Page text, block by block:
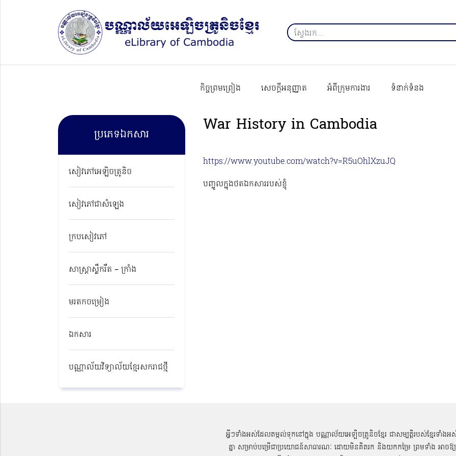
កិច្ចព្រមព្រៀង សេចក្ដីអនុញ្ញាត អំពីក្រុមការងារ ទំនាក់ទំនង
ប្រភេទឯកសារ
សៀវភៅអេឡិចត្រូនិច
សៀវភៅជាសំឡេង
ក្របសៀវភៅ
សាស្ត្រាស្លឹករឹត – ក្រាំង
មរតកចម្រៀង
ឯកសារ
បណ្ណាល័យវិទ្យាល័យខ្មែរសករាជថ្មី​
War History in Cambodia
https://www.youtube.com/watch?v=R5uOhlXzuJQ
បញ្ចូលក្នុងថតឯកសាររបស់ខ្ញុំ
អ្វីៗទាំងអស់ដែលតម្កល់ទុកនៅក្នុង បណ្ណាល័យអេឡិចត្រូនិចខ្មែរ ជាសម្បតិ្តរបស់ខ្មែរទាំងអ
គ្នា សម្រាប់បម្រើជាប្រយោជន៍សាធារណៈ ដោយមិនគិតរក និងយកកម្រៃ ព្រមទាំង អាចឱ្យ